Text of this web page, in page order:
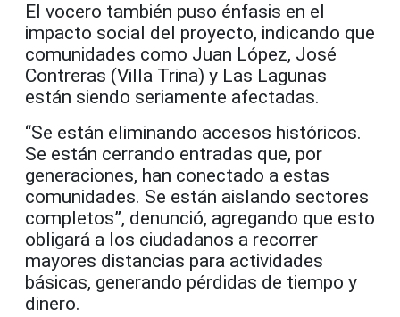
El vocero también puso énfasis en el
impacto social del proyecto, indicando que
comunidades como Juan López, José
Contreras (Villa Trina) y Las Lagunas
están siendo seriamente afectadas.
“Se están eliminando accesos históricos.
Se están cerrando entradas que, por
generaciones, han conectado a estas
comunidades. Se están aislando sectores
completos”, denunció, agregando que esto
obligará a los ciudadanos a recorrer
mayores distancias para actividades
básicas, generando pérdidas de tiempo y
dinero.